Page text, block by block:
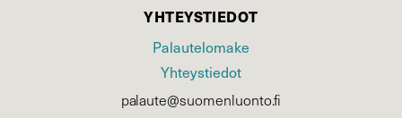
YHTEYSTIEDOT
Palautelomake
Yhteystiedot
palaute@suomenluonto.fi